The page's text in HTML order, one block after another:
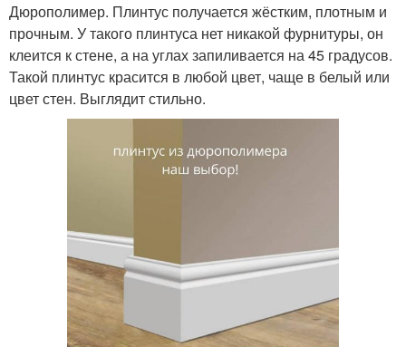
Дюрополимер. Плинтус получается жёстким, плотным и
прочным. У такого плинтуса нет никакой фурнитуры, он
клеится к стене, а на углах запиливается на 45 градусов.
Такой плинтус красится в любой цвет, чаще в белый или
цвет стен. Выглядит стильно.